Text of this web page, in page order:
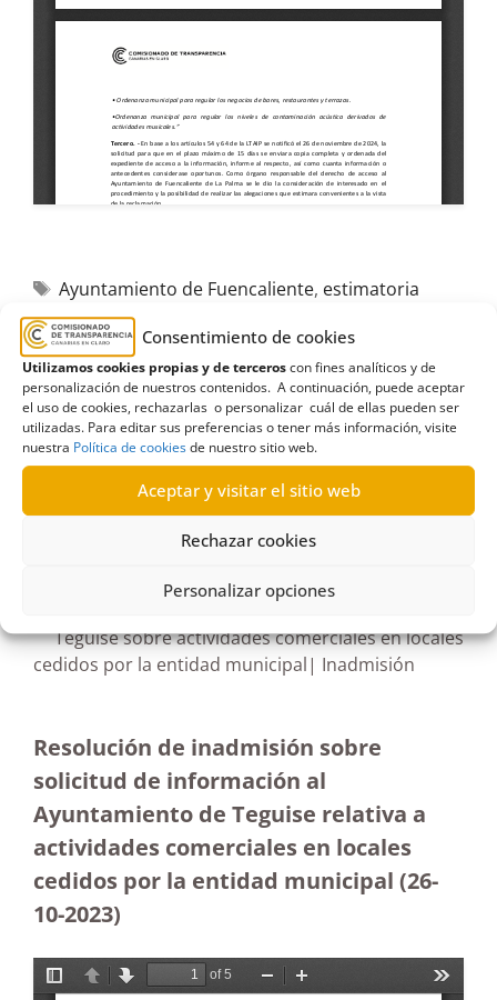
Consentimiento de cookies
Utilizamos cookies propias y de terceroscon fines analíticos y de
personalización de nuestros contenidos. A continuación, puede aceptar
el uso de cookies, rechazarlas o personalizar cuál de ellas pueden ser
utilizadas. Para editar sus preferencias o tener más información, visite
nuestra Política de cookiesde nuestro sitio web.
Aceptar y visitar el sitio web
Rechazar cookies
Personalizar opciones
Ayuntamiento de Fuencaliente, estimatoria
formal,La Guarida de Fuencaliente
licencias,locales,ordenanza ,Patio del Vino
restauración ,Terminación
R593/2023
Teguise sobre actividades comerciales en locales
cedidos por la entidad municipal| Inadmisión
Resolución de inadmisión sobre
solicitud de información al
Ayuntamiento de Teguise relativa a
actividades comerciales en locales
cedidos por la entidad municipal (26-
10-2023)